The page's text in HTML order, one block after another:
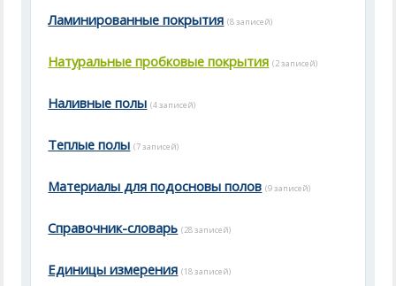
Ламинированные покрытия (8 записей)
Натуральные пробковые покрытия (2 записей)
Наливные полы (4 записей)
Теплые полы (7 записей)
Материалы для подосновы полов (9 записей)
Справочник-словарь (28 записей)
Единицы измерения (18 записей)